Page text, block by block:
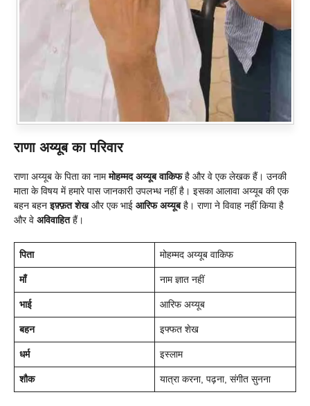
राणा अय्यूब का परिवार
राणा अय्यूब के पिता का नाममोहम्मद अय्यूब वाकिफहै और वे एक लेखक हैं। उनकी
माता के विषय में हमारे पास जानकारी उपलभ्ध नहीं है। इसका आलावा अय्यूब की एक
बहन बहनइफ़्फ़त शेखऔर एक भाई आरिफ अय्यूबहै। राणा ने विवाह नहीं किया है
और वे अविवाहितहैं।
पिता मोहम्मद अय्यूब वाकिफ
माँ नाम ज्ञात नहीं
भाई आरिफ अय्यूब
बहन इफ्फत शेख
धर्म इस्लाम
शौक यात्रा करना, पढ़ना, संगीत सुनना